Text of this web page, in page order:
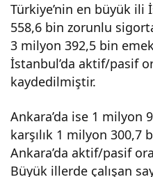
Türkiye’nin en büyük ili
558,6 bin zorunlu
3 milyon 392,5 bin
İstanbul’da aktif/pasif
kaydedilmiştir.
Ankara’da ise 1 milyon
karşılık 1 milyon 300,7
Ankara’da aktif/pasif
Büyük illerde çalışan
nele
r
olac
ak?